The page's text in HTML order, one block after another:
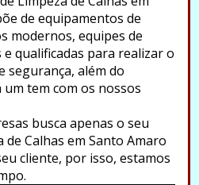
de equipamentos de
modernos, equipes de
qualificadas para realizar o
segurança, além do
tem com os nossos
busca apenas o seu
Calhas em Santo Amaro
cliente, por isso, estamos